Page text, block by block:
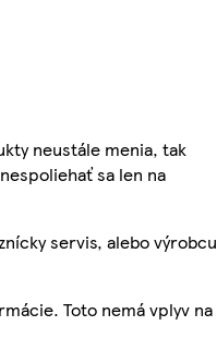
neustále menia, tak
sa len na
servis, alebo výrobcu
Toto nemá vplyv na